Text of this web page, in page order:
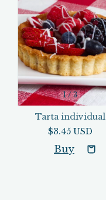
1/3
Tarta individual
$3.45 USD